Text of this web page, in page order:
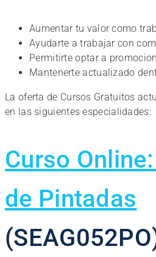
Aumentar tu valor como
Ayudarte a trabajar con
Permitirte optar a
Mantenerte actualizado
La oferta de Cursos Gratuitos
en las siguientes especialidades:
Curso
de Pintadas